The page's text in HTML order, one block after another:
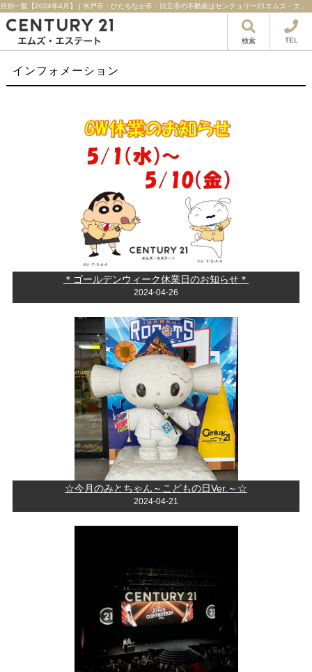
検索 TEL
インフォメーション
＊ゴールデンウィーク休業日のお知らせ＊
2024-04-26
☆今月のみとちゃん～こどもの日Ver.～☆
2024-04-21